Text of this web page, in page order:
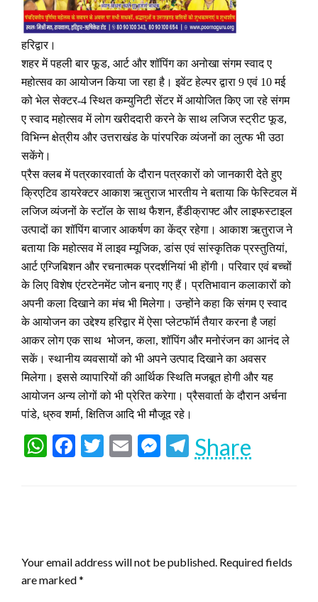
हरिद्वार।
शहर में पहली बार फूड, आर्ट और शॉपिंग का अनोखा संगम स्वाद ए
महोत्सव का आयोजन किया जा रहा है। इवेंट हेल्पर द्वारा 9 एवं 10 मई
को भेल सेक्टर-4 स्थित कम्युनिटी सेंटर में आयोजित किए जा रहे संगम
ए स्वाद महोत्सव में लोग खरीददारी करने के साथ लजिज स्ट्रीट फूड,
विभिन्न क्षेत्रीय और उत्तराखंड के पांरपरिक व्यंजनों का लुत्फ भी उठा
सकेंगे।
प्रैस क्लब में पत्रकारवार्ता के दौरान पत्रकारों को जानकारी देते हुए
क्रिएटिव डायरेक्टर आकाश ऋतुराज भारतीय ने बताया कि फेस्टिवल में
लजिज व्यंजनों के स्टॉल के साथ फैशन, हैंडीक्राफ्ट और लाइफस्टाइल
उत्पादों का शॉपिंग बाजार आकर्षण का केंद्र रहेगा। आकाश ऋतुराज ने
बताया कि महोत्सव में लाइव म्यूजिक, डांस एवं सांस्कृतिक प्रस्तुतियां,
आर्ट एग्जिबिशन और रचनात्मक प्रदर्शनियां भी होंगी। परिवार एवं बच्चों
के लिए विशेष एंटरटेनमेंट जोन बनाए गए हैं। प्रतिभावान कलाकारों को
अपनी कला दिखाने का मंच भी मिलेगा। उन्होंने कहा कि संगम ए स्वाद
के आयोजन का उद्देश्य हरिद्वार में ऐसा प्लेटफॉर्म तैयार करना है जहां
आकर लोग एक साथ भोजन, कला, शॉपिंग और मनोरंजन का आनंद ले
सकें। स्थानीय व्यवसायों को भी अपने उत्पाद दिखाने का अवसर
मिलेगा। इससे व्यापारियों की आर्थिक स्थिति मजबूत होगी और यह
आयोजन अन्य लोगों को भी प्रेरित करेगा। प्रैसवार्ता के दौरान अर्चना
पांडे, ध्रुव शर्मा, क्षितिज आदि भी मौजूद रहे।
WhatsApp
Facebook
Twitter
EmailMessenger
Telegram
Share
Your email address will not be published. Required fields
are marked*